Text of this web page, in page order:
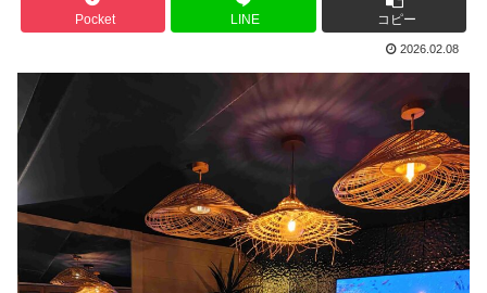
Pocket LINE コピー
2026.02.08